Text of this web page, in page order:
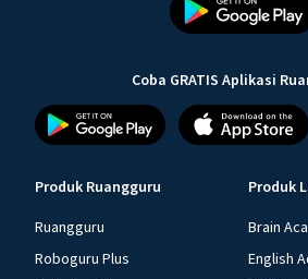
Coba GRATIS Aplikasi
Produk Ruangguru
Ruangguru
Roboguru Plus
Produk
Brain
English